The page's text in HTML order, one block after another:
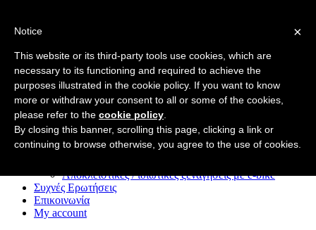
Home
ποδήλατα
Ηλεκτρικά Ποδήλατα
Οικογενειακά ποδήλατα
Vespa & scooters
Our vehicles
Ξενάγηση!Tour
Ξεναγήσεις με e‑bike στο ιστορικό κέντρο
Ξεναγήσεις με e‑bike στη Via Appia
Αποκλειστικές / ιδιωτικές ξεναγήσεις με e‑bike
Συχνές Ερωτήσεις
Επικοινωνία
My account
×
Notice
This website or its third-party tools use cookies, which are
necessary to its functioning and required to achieve the
purposes illustrated in the cookie policy. If you want to know
more or withdraw your consent to all or some of the cookies,
please refer to the cookie policy
By closing this banner, scrolling this page, clicking a link or
continuing to browse otherwise, you agree to the use of cookies.